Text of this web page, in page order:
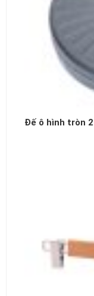
Đế ô hình tròn